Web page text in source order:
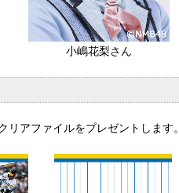
小嶋花梨さん
アファイルをプレゼントします。